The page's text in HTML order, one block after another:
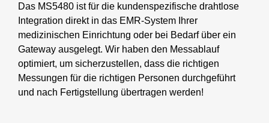
Das MS5480 ist für die kundenspezifische drahtlose
Integration direkt in das EMR-System Ihrer
medizinischen Einrichtung oder bei Bedarf über ein
Gateway ausgelegt. Wir haben den Messablauf
optimiert, um sicherzustellen, dass die richtigen
Messungen für die richtigen Personen durchgeführt
und nach Fertigstellung übertragen werden!